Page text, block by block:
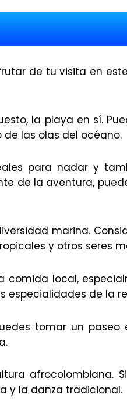
de tu visita en
la playa en sí.
las olas del océano.
para nadar y
de la aventura,
marina.
y otros seres
comida local,
especialidades de la
tomar un paseo
afrocolombiana.
y la danza tradicional.